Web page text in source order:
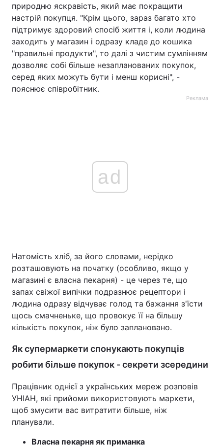
природню яскравість, який має покращити
настрій покупця. "Крім цього, зараз багато хто
підтримує здоровий спосіб життя і, коли людина
заходить у магазин і одразу кладе до кошика
"правильні продукти", то далі з чистим сумлінням
дозволяє собі більше незапланованих покупок,
серед яких можуть бути і менш корисні", -
пояснює співробітник.
Реклама
ad
Натомість хліб, за його словами, нерідко
розташовують на початку (особливо, якщо у
магазині є власна пекарня) - це через те, що
запах свіжої випічки подразнює рецептори і
людина одразу відчуває голод та бажання з'їсти
щось смачненьке, що провокує її на більшу
кількість покупок, ніж було заплановано.
Як супермаркети спонукають покупців
робити більше покупок - секрети зсередини
Працівник однієї з українських мереж розповів
УНІАН, які прийоми використовують маркети,
щоб змусити вас витратити більше, ніж
планували.
Власна пекарня як приманка